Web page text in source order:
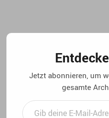
Jetzt abonnieren, um
gesamte
Gib deine E-Mail-Adresse ein ...